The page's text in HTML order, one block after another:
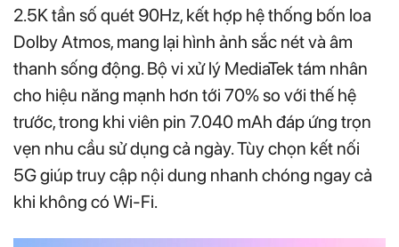
2.5K tần số quét 90Hz, kết hợp hệ thống bốn loa
Dolby Atmos, mang lại hình ảnh sắc nét và âm
thanh sống động. Bộ vi xử lý MediaTek tám nhân
cho hiệu năng mạnh hơn tới 70% so với thế hệ
trước, trong khi viên pin 7.040 mAh đáp ứng trọn
vẹn nhu cầu sử dụng cả ngày. Tùy chọn kết nối
5G giúp truy cập nội dung nhanh chóng ngay cả
khi không có Wi‑Fi.